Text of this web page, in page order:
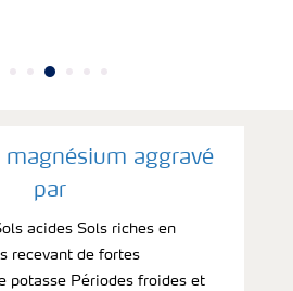
magnésium aggravé
par
acides Sols riches en
recevant de fortes
potasse Périodes froides et